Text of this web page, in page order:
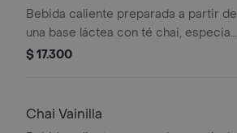
Bebida caliente preparada a partir de
una base láctea con té chai, especias,
sabor de manzana-canela y endulzado
$ 17.300
Chai Vainilla